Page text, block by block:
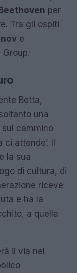
per
Tra gli ospiti
e
Group.
Betta,
una
cammino
attende’. Il
la sua
di cultura, di
riceve
e ha la
a quella
il via nel